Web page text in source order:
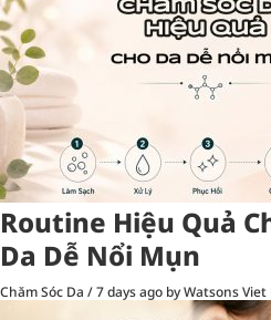
Routine Hiệu Quả
Da Dễ Nổi Mụn
Chăm Sóc Da /7 days ago by Watsons Viet